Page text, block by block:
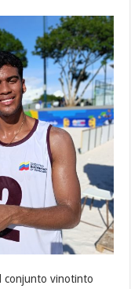
conjunto vinotinto